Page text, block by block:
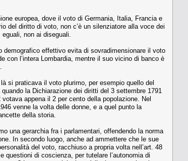
europea, dove il voto di Germania, Italia, Francia e
del diritto di voto, non c’è un silenziatore alla voce dei
non ai diseguali.
effettivo evita di sovradimensionare il voto
con l’intera Lombardia, mentre il suo vicino di banco è
si praticava il voto plurimo, per esempio quello del
la Dichiarazione dei diritti del 3 settembre 1791
appena il 2 per cento della popolazione. Nel
venne la volta delle donne, e a quel punto la
della storia.
una gerarchia fra i parlamentari, offendendo la norma
In secondo luogo, anche ad ammettere che le sue
del voto, racchiuso a propria volta nell’art. 48
di coscienza, per tutelare l’autonomia di